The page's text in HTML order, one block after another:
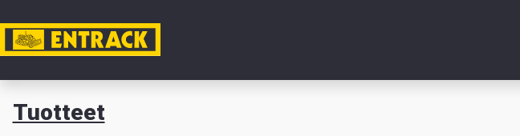
Tili Sulje
Tuotteet